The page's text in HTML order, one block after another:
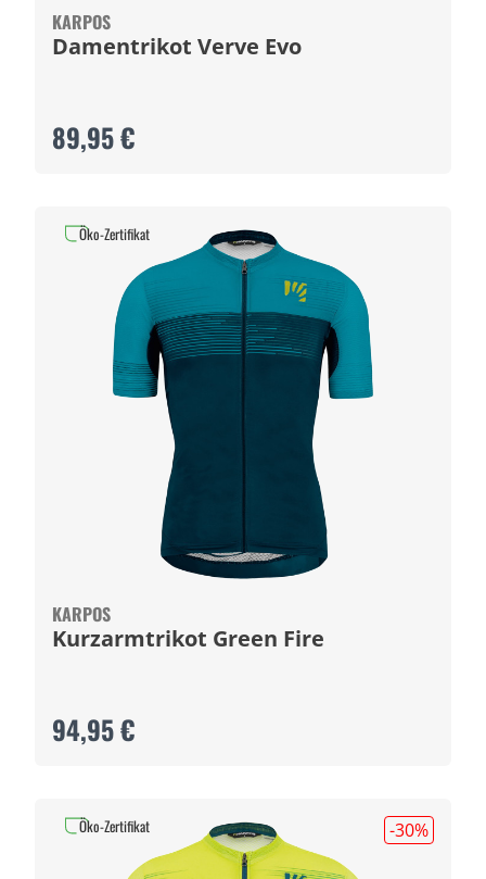
KARPOS
Damentrikot Verve Evo
89,95 €
KARPOS
Kurzarmtrikot Green Fire
94,95 €
Öko-Zertifikat
-30%
Öko-Zertifikat